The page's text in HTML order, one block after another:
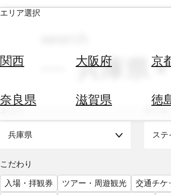
エリア選択
関西 大阪府 京
奈良県 滋賀県 徳
ホ
す
替
を
兵庫県 ×
兵庫県 ステ
こだわり
入場・拝観券
ツアー・周遊観光 交通チケ